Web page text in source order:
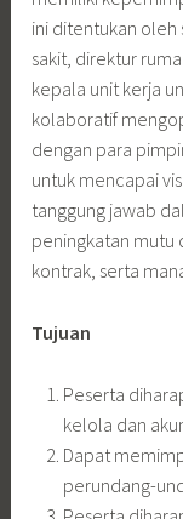
ini ditentukan oleh
sakit, direktur
kepala unit kerja
kolaboratif
dengan para
untuk mencapai
tanggung jawab
peningkatan mutu
kontrak, serta
Tujuan
Peserta
kelola dan
Dapat
perundang-